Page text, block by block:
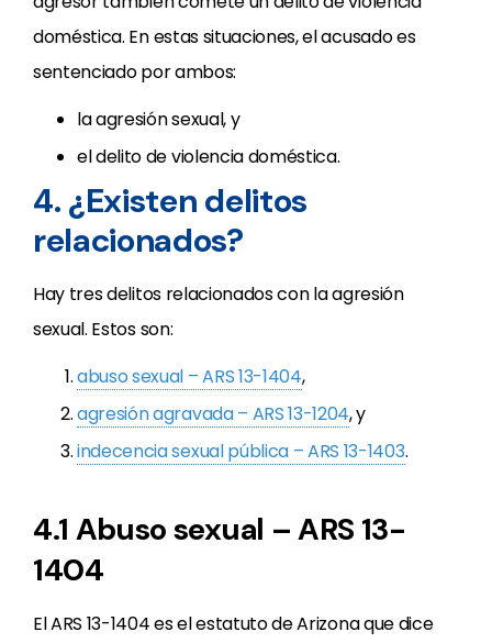
doméstica. En estas situaciones, el acusado es
sentenciado por ambos:
la agresión sexual, y
el delito de violencia doméstica.
4. ¿Existen delitos
relacionados?
Hay tres delitos relacionados con la agresión
sexual. Estos son:
abuso sexual – ARS 13-1404,
agresión agravada – ARS 13-1204, y
indecencia sexual pública – ARS 13-1403.
4.1 Abuso sexual – ARS 13-
1404
El ARS 13-1404 es el estatuto de Arizona que dice